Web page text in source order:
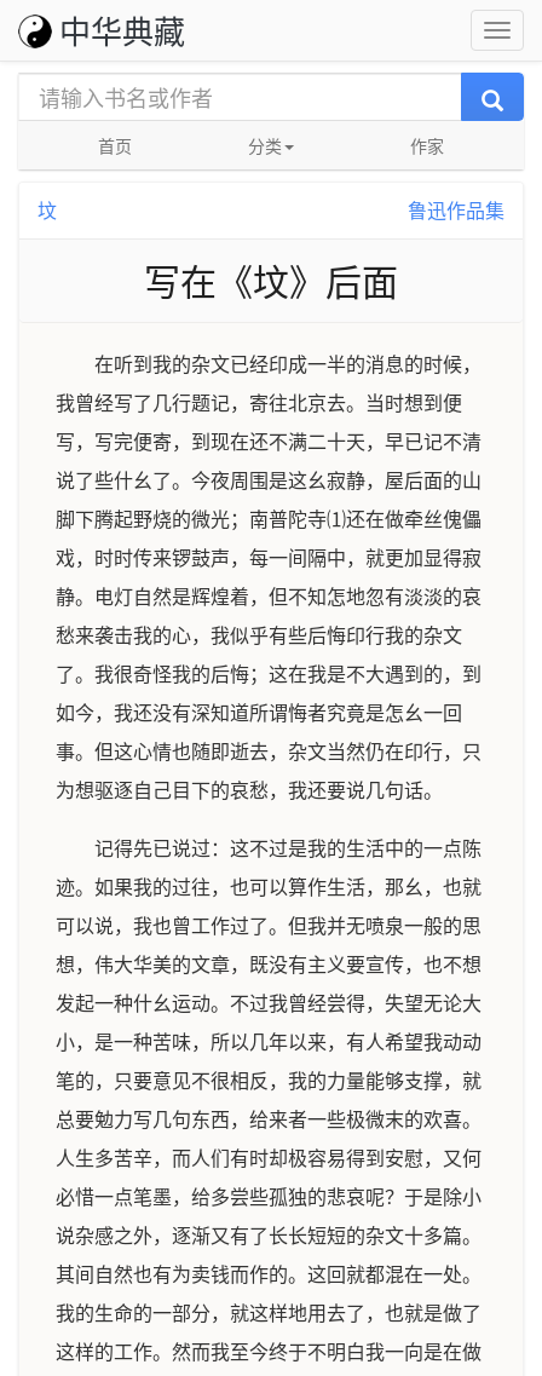
中华典藏
首页 分类 作家
坟 鲁迅作品集
写在《坟》后面
在听到我的杂文已经印成一半的消息的时候，
我曾经写了几行题记，寄往北京去。当时想到便
写，写完便寄，到现在还不满二十天，早已记不清
说了些什幺了。今夜周围是这幺寂静，屋后面的山
脚下腾起野烧的微光；南普陀寺⑴还在做牵丝傀儡
戏，时时传来锣鼓声，每一间隔中，就更加显得寂
静。电灯自然是辉煌着，但不知怎地忽有淡淡的哀
愁来袭击我的心，我似乎有些后悔印行我的杂文
了。我很奇怪我的后悔；这在我是不大遇到的，到
如今，我还没有深知道所谓悔者究竟是怎幺一回
事。但这心情也随即逝去，杂文当然仍在印行，只
为想驱逐自己目下的哀愁，我还要说几句话。
记得先已说过：这不过是我的生活中的一点陈
迹。如果我的过往，也可以算作生活，那幺，也就
可以说，我也曾工作过了。但我并无喷泉一般的思
想，伟大华美的文章，既没有主义要宣传，也不想
发起一种什幺运动。不过我曾经尝得，失望无论大
小，是一种苦味，所以几年以来，有人希望我动动
笔的，只要意见不很相反，我的力量能够支撑，就
总要勉力写几句东西，给来者一些极微末的欢喜。
人生多苦辛，而人们有时却极容易得到安慰，又何
必惜一点笔墨，给多尝些孤独的悲哀呢？于是除小
说杂感之外，逐渐又有了长长短短的杂文十多篇。
其间自然也有为卖钱而作的。这回就都混在一处。
我的生命的一部分，就这样地用去了，也就是做了
这样的工作。然而我至今终于不明白我一向是在做